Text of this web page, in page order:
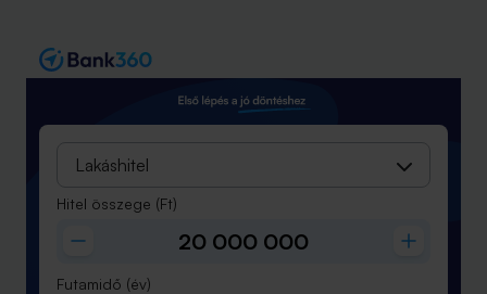
Lakáshitel
Hitel összege (Ft)
Futamidő (év)